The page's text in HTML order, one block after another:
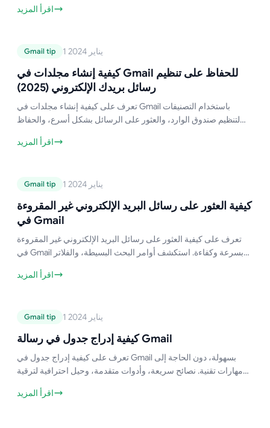
اقرأ المزيد
كيفية إنشاء مجلدات في Gmail للحفاظ
على تنظيم رسائل بريدك الإلكتروني
(2025)
دليل Gmail
Gmail tip 1 يناير 2024
كيفية إنشاء مجلدات في Gmail للحفاظ على تنظيم
رسائل بريدك الإلكتروني (2025)
تعرف على كيفية إنشاء مجلدات في Gmail باستخدام التصنيفات
لتنظيم صندوق الوارد، والعثور على الرسائل بشكل أسرع، والحفاظ
اقرأ المزيد
كيفية العثور على رسائل البريد الإلكتروني
غير المقروءة في Gmail
دليل Gmail
Gmail tip 1 يناير 2024
كيفية العثور على رسائل البريد الإلكتروني غير المقروءة
في Gmail
تعرف على كيفية العثور على رسائل البريد الإلكتروني غير المقروءة
في Gmail بسرعة وكفاءة. استكشف أوامر البحث البسيطة، والفلاتر
اقرأ المزيد
دليل Gmail
Gmail tip 1 يناير 2024
كيفية إدراج جدول في رسالة Gmail
تعرف على كيفية إدراج جدول في Gmail بسهولة، دون الحاجة إلى
مهارات تقنية. نصائح سريعة، وأدوات متقدمة، وحيل احترافية لترقية
اقرأ المزيد